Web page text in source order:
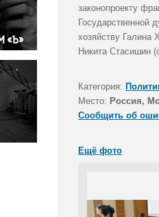
законопроекту
Государственной
хозяйству Галина
Никита Стасишин
Категория:
Место: Россия,
Сообщить об
Ещё фото